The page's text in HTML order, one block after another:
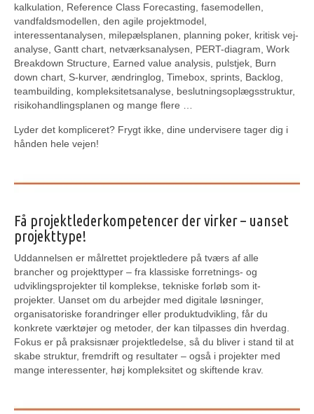
kalkulation, Reference Class Forecasting, fasemodellen,
vandfaldsmodellen, den agile projektmodel,
interessentanalysen, milepælsplanen, planning poker, kritisk vej-
analyse, Gantt chart, netværksanalysen, PERT-diagram, Work
Breakdown Structure, Earned value analysis, pulstjek, Burn
down chart, S-kurver, ændringlog, Timebox, sprints, Backlog,
teambuilding, kompleksitetsanalyse, beslutningsoplægsstruktur,
risikohandlingsplanen og mange flere …
Lyder det kompliceret? Frygt ikke, dine undervisere tager dig i
hånden hele vejen!
Få projektlederkompetencer der virker – uanset
projekttype!
Uddannelsen er målrettet projektledere på tværs af alle
brancher og projekttyper – fra klassiske forretnings- og
udviklingsprojekter til komplekse, tekniske forløb som it-
projekter. Uanset om du arbejder med digitale løsninger,
organisatoriske forandringer eller produktudvikling, får du
konkrete værktøjer og metoder, der kan tilpasses din hverdag.
Fokus er på praksisnær projektledelse, så du bliver i stand til at
skabe struktur, fremdrift og resultater – også i projekter med
mange interessenter, høj kompleksitet og skiftende krav.